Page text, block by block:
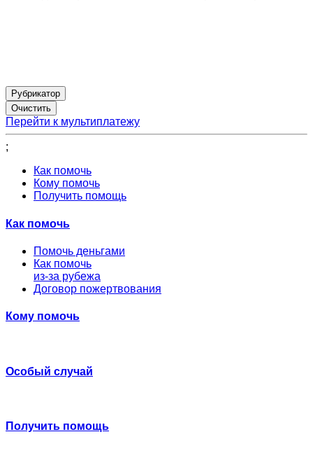
Рубрикатор
Перейти к мультиплатежу
;
Как помочь
Кому помочь
Получить помощь
Как помочь
Помочь деньгами
Как помочь
из-за рубежа
Договор пожертвования
Кому помочь
Особый случай
Получить помощь